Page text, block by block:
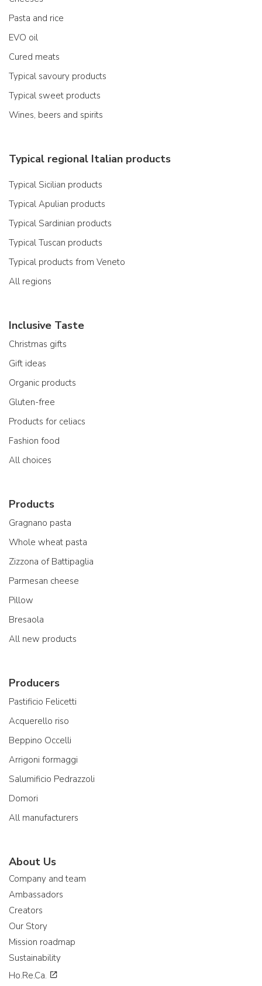
Pasta and rice
EVO oil
Cured meats
Typical savoury products
Typical sweet products
Wines, beers and spirits
Typical regional Italian products
Typical Sicilian products
Typical Apulian products
Typical Sardinian products
Typical Tuscan products
Typical products from Veneto
All regions
Inclusive Taste
Christmas gifts
Gift ideas
Organic products
Gluten-free
Products for celiacs
Fashion food
All choices
Products
Gragnano pasta
Whole wheat pasta
Zizzona of Battipaglia
Parmesan cheese
Pillow
Bresaola
All new products
Producers
Pastificio Felicetti
Acquerello riso
Beppino Occelli
Arrigoni formaggi
Salumificio Pedrazzoli
Domori
All manufacturers
About Us
Company and team
Ambassadors
Creators
Our Story
Mission roadmap
Sustainability
Ho.Re.Ca.